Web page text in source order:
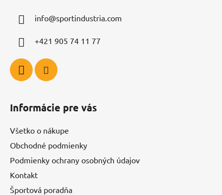
info@sportindustria.com
+421 905 74 11 77
Informácie pre vás
Všetko o nákupe
Obchodné podmienky
Podmienky ochrany osobných údajov
Kontakt
Športová poradňa